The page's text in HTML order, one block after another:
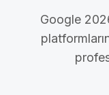
Google